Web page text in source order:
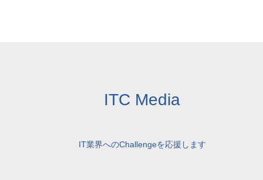
ITC Media
IT業界へのChallengeを応援します